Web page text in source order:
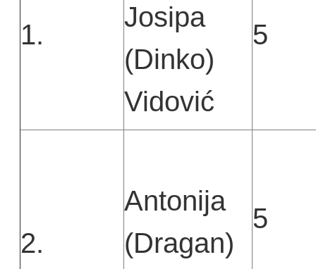
1.
Josipa
(Dinko)
Vidović
5
2.
Antonija
(Dragan)
5